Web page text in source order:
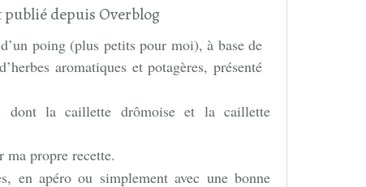
depuis Overblog
poing (plus petits pour moi), à base de
aromatiques et potagères, présenté
dont la caillette drômoise et la caillette
ma propre recette.
en apéro ou simplement avec une bonne